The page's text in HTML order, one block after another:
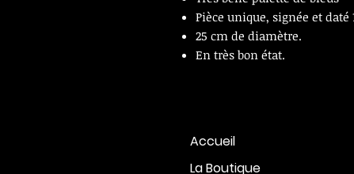
Pièce unique, signée et daté
25 cm de diamètre.
En très bon état.
Accueil
La Boutique